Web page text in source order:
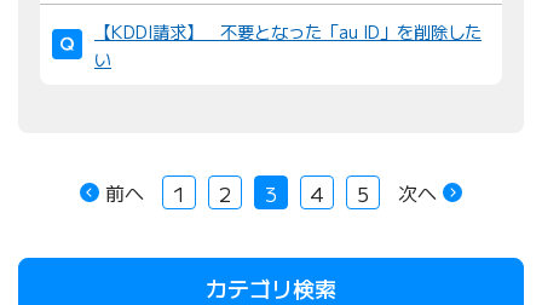
【KDDI請求】 不要となった「au ID」を削除した
い
前へ 1 2 3 4 5 次へ
カテゴリ検索